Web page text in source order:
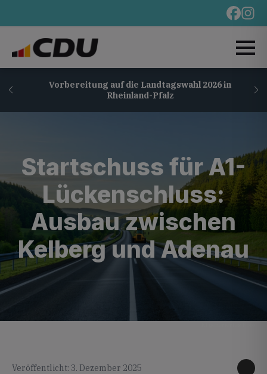
Vorbereitung auf die Landtagswahl 2026 in
Rheinland-Pfalz
Startschuss für A1-
Lückenschluss:
Ausbau zwischen
Kelberg und Adenau
Veröffentlicht: 3. Dezember 2025